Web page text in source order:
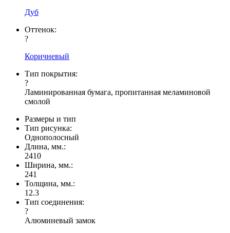
Дуб
Оттенок:
?
Коричневый
Тип покрытия:
?
Ламинированная бумага, пропитанная меламиновой
смолой
Размеры и тип
Тип рисунка:
Однополосный
Длина, мм.:
2410
Ширина, мм.:
241
Толщина, мм.:
12.3
Тип соединения:
?
Алюминевый замок